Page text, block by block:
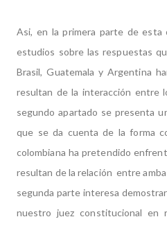
Asi, en la primera parte de esta
estudios sobre las respuestas
Brasil, Guatemala y Argentina
resultan de la interacción entre
segundo apartado se presenta
que se da cuenta de la forma
colombiana ha pretendido
resultan de la relación entre
segunda parte interesa
nuestro juez constitucional en